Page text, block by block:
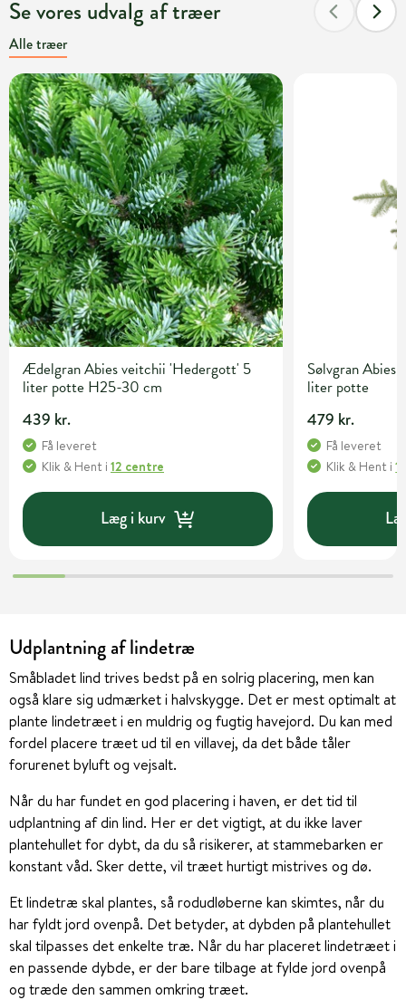
Se vores udvalg af træer
Alle træer
Ædelgran Abies veitchii 'Hedergott' 5
liter potte H25-30 cm
439 kr.
Få leveret
Klik & Hent i 12 centre
Læg i kurv
Sølvgran Abies
liter potte
479 kr.
Få leveret
Klik & Hent i
Udplantning af lindetræ
Småbladet lind trives bedst på en solrig placering, men kan
også klare sig udmærket i halvskygge. Det er mest optimalt at
plante lindetræet i en muldrig og fugtig havejord. Du kan med
fordel placere træet ud til en villavej, da det både tåler
forurenet byluft og vejsalt.
Når du har fundet en god placering i haven, er det tid til
udplantning af din lind. Her er det vigtigt, at du ikke laver
plantehullet for dybt, da du så risikerer, at stammebarken er
konstant våd. Sker dette, vil træet hurtigt mistrives og dø.
Et lindetræ skal plantes, så rodudløberne kan skimtes, når du
har fyldt jord ovenpå. Det betyder, at dybden på plantehullet
skal tilpasses det enkelte træ. Når du har placeret lindetræet i
en passende dybde, er der bare tilbage at fylde jord ovenpå
og træde den sammen omkring træet.